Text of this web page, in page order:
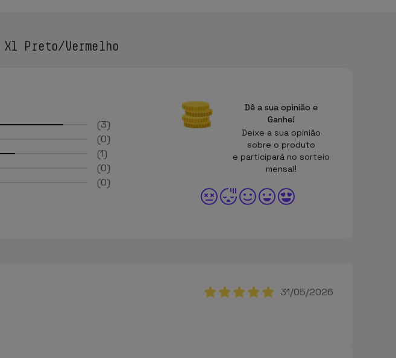
Preto/Vermelho
3
0
1
0
0
Dê a sua opinião e
Ganhe!
Deixe a sua opinião
sobre o produto
e participará no sorteio
mensal!
31/05/2026